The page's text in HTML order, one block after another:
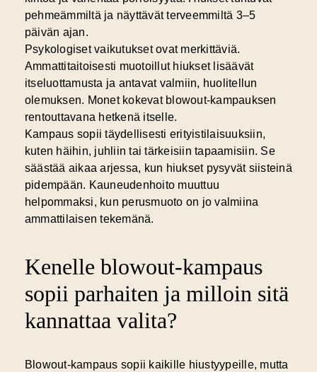
pehmeämmiltä ja näyttävät terveemmiltä 3–5
päivän ajan.
Psykologiset vaikutukset ovat merkittäviä.
Ammattitaitoisesti muotoillut hiukset lisäävät
itseluottamusta ja antavat valmiin, huolitellun
olemuksen. Monet kokevat blowout-kampauksen
rentouttavana hetkenä itselle.
Kampaus sopii täydellisesti erityistilaisuuksiin,
kuten häihin, juhliin tai tärkeisiin tapaamisiin. Se
säästää aikaa arjessa, kun hiukset pysyvät siisteinä
pidempään. Kauneudenhoito muuttuu
helpommaksi, kun perusmuoto on jo valmiina
ammattilaisen tekemänä.
Kenelle blowout-kampaus
sopii parhaiten ja milloin sitä
kannattaa valita?
Blowout-kampaus sopii kaikille hiustyypeille, mutta